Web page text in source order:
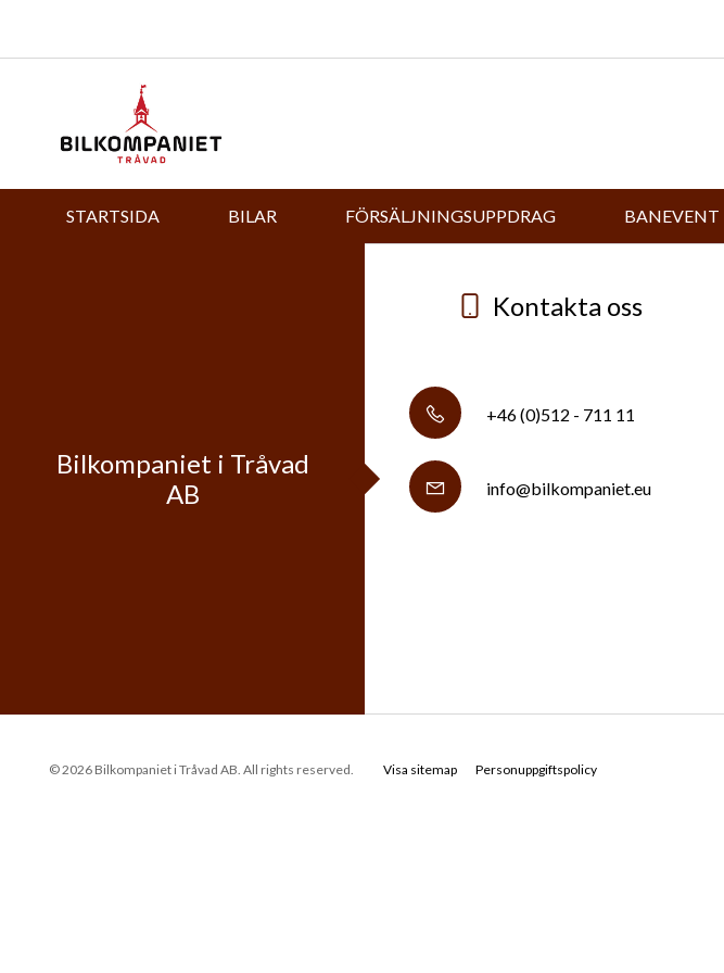
STARTSIDA BILAR FÖRSÄLJNINGSUPPDRAG BANEVENT
Bilkompaniet i Tråvad
AB
Kontakta oss
+46 (0)512 - 711 11
info@bilkompaniet.eu
© 2026 Bilkompaniet i Tråvad AB. All rights reserved. Visa sitemap Personuppgiftspolicy